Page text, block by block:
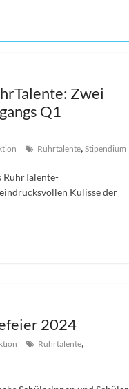
Zwei
Q1
Ruhrtalente,Stipendium
Kulisse der
2024
Ruhrtalente,